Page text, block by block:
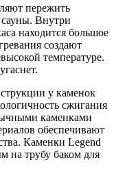
пережить
Внутри
находится большое
создают
температуре.
у каменок
сжигания
каменками
обеспечивают
Каменки Legend
на трубу баком для